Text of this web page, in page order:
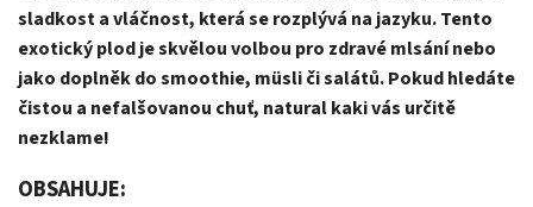
sladkost a vláčnost, která se rozplývá na jazyku. Tento
exotický plod je skvělou volbou pro zdravé mlsání nebo
jako doplněk do smoothie, müsli či salátů. Pokud hledáte
čistou a nefalšovanou chuť, natural kaki vás určitě
nezklame!
OBSAHUJE: